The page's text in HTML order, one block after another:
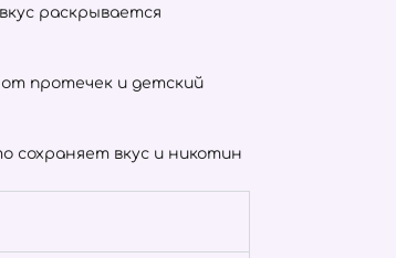
раскрывается
от протечек и детский
сохраняет вкус и никотин